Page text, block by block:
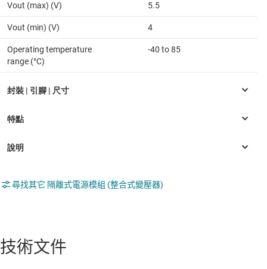
Vout (max) (V) 5.5
Vout (min) (V) 4
Operating temperature
range (°C)
-40 to 85
尋找其它 隔離式電源模組 (整合式變壓器)
技術文件